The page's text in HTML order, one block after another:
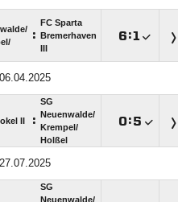
:
FC Sparta
Bremerhaven
:
II :
SG
Neuenwalde/​
Krempel/​
Holßel
:
SG
Neuenwalde/​